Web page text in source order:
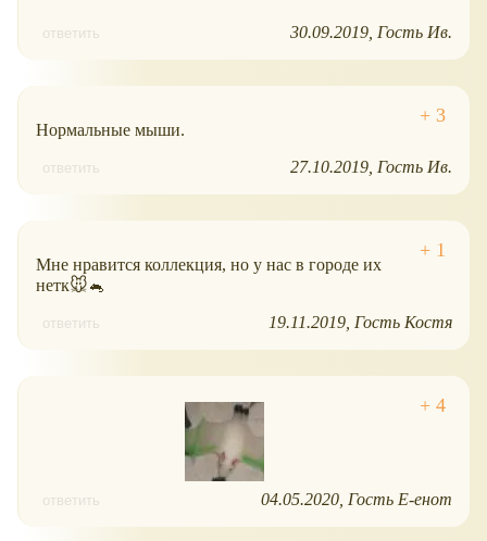
ответить 30.09.2019 Гость Ив.
Нормальные мыши.
ответить 27.10.2019 Гость Ив.
Мне нравится коллекция, но у нас в городе их
нетк🐭🐁
ответить 19.11.2019 Гость Костя
ответить 04.05.2020 Гость Е-енот